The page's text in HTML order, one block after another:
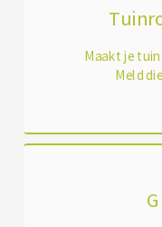
Maakt je
Meld